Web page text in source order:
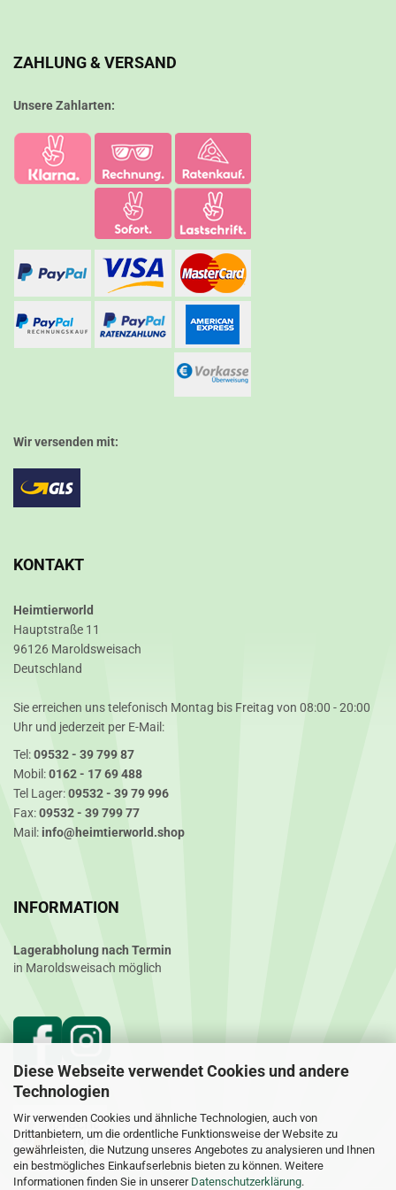
Diese Webseite verwendet Cookies und andere
Technologien
Wir verwenden Cookies und ähnliche Technologien, auch von
Drittanbietern, um die ordentliche Funktionsweise der Website zu
gewährleisten, die Nutzung unseres Angebotes zu analysieren und Ihnen
ein bestmögliches Einkaufserlebnis bieten zu können. Weitere
Informationen finden Sie in unserer Datenschutzerklärung.
ZAHLUNG & VERSAND
Unsere Zahlarten:
Wir versenden mit:
KONTAKT
Heimtierworld
Hauptstraße 11
96126 Maroldsweisach
Deutschland
Sie erreichen uns telefonisch Montag bis Freitag von 08:00 - 20:00
Uhr und jederzeit per E-Mail:
Tel:09532 - 39 799 87
Mobil:0162 - 17 69 488
Tel Lager:09532 - 39 79 996
Fax:09532 - 39 799 77
Mail: info@heimtierworld.shop
INFORMATION
Lagerabholung nach Termin
in Maroldsweisach möglich